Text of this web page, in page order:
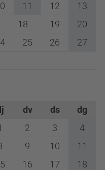
11 12
13
18 19
20
25 26
27
dv ds
dg
2 3
4
9 10
11
16 17
18